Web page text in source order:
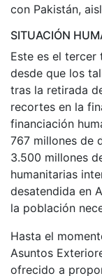
con Pakistán,
SITUACIÓN
Este es el
desde que los
tras la retirada
recortes en la
financiación
767 millones de
3.500 millones
humanitarias
desatendida en
la población
Hasta el
Asuntos
ofrecido a